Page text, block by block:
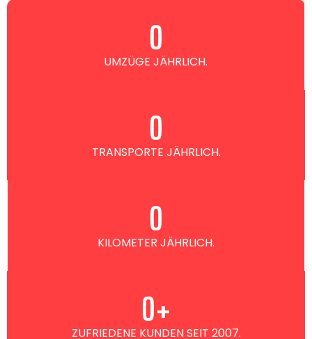
UMZÜGE JÄHRLICH.
0
TRANSPORTE JÄHRLICH.
0
KILOMETER JÄHRLICH.
0
ZUFRIEDENE KUNDEN SEIT 2007.
0+